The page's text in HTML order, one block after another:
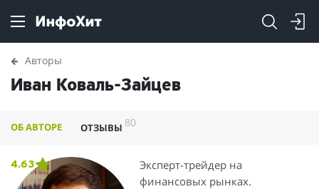
Авторы
Иван Коваль-Зайцев
ОБ АВТОРЕ ОТЗЫВЫ 80
4.63
Эксперт-трейдер на
финансовых рынках.